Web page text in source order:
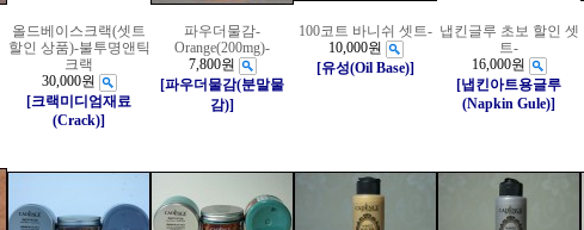
올드베이스크랙(셋트
할인 상품)-불투명앤틱
크랙
30,000원
[크랙미디엄재료
(Crack)]
파우더물감-
Orange(200mg)-
7,800원
[파우더물감(분말물
감)]
100코트 바니쉬 셋트-
10,000원
[유성(Oil Base)]
냅킨글루 초보 할인 셋
트-
16,000원
[냅킨아트용글루
(Napkin Gule)]